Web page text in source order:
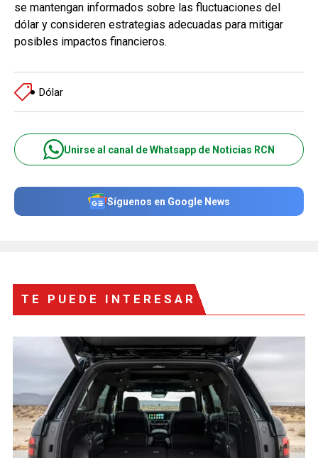
se mantengan informados sobre las fluctuaciones del
dólar y consideren estrategias adecuadas para mitigar
posibles impactos financieros.
Dólar
Unirse al canal de Whatsapp de Noticias RCN
Síguenos en Google News
TE PUEDE INTERESAR